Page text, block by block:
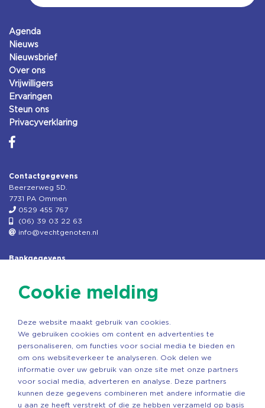
Agenda
Nieuws
Nieuwsbrief
Over ons
Vrijwilligers
Ervaringen
Steun ons
Privacyverklaring
Contactgegevens
Beerzerweg 5D.
7731 PA Ommen
0529 455 767
(06) 39 03 22 63
info@vechtgenoten.nl
Bankgegevens
Rek.nr: NL85RABO0127579230
Copyright ©2026 Vechtgenoten
Cookie melding
Deze website maakt gebruik van cookies.
We gebruiken cookies om content en advertenties te
personaliseren, om functies voor social media te bieden en
om ons websiteverkeer te analyseren. Ook delen we
informatie over uw gebruik van onze site met onze partners
voor social media, adverteren en analyse. Deze partners
kunnen deze gegevens combineren met andere informatie die
u aan ze heeft verstrekt of die ze hebben verzameld op basis